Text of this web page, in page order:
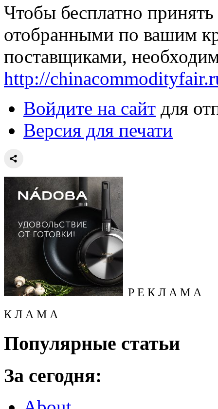
Чтобы бесплатно принять
отобранными по вашим
поставщиками,
http://
Войдите на сайт для
Версия для печати
Р Е К Л А М А
К Л А М А
Популярные статьи
За сегодня: